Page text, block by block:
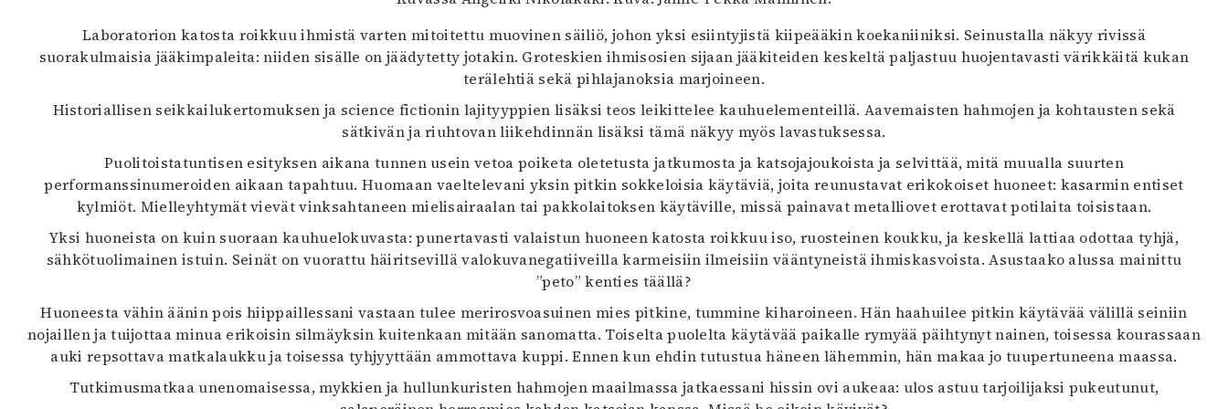
Laboratorion katosta roikkuu ihmistä varten mitoitettu muovinen säiliö, johon yksi esiintyjistä kiipeääkin koekaniiniksi. Seinustalla näkyy rivissä
suorakulmaisia jääkimpaleita: niiden sisälle on jäädytetty jotakin. Groteskien ihmisosien sijaan jääkiteiden keskeltä paljastuu huojentavasti värikkäitä kukan
terälehtiä sekä pihlajanoksia marjoineen.
Historiallisen seikkailukertomuksen ja science fictionin lajityyppien lisäksi teos leikittelee kauhuelementeillä. Aavemaisten hahmojen ja kohtausten sekä
sätkivän ja riuhtovan liikehdinnän lisäksi tämä näkyy myös lavastuksessa.
Puolitoistatuntisen esityksen aikana tunnen usein vetoa poiketa oletetusta jatkumosta ja katsojajoukoista ja selvittää, mitä muualla suurten
performanssinumeroiden aikaan tapahtuu. Huomaan vaeltelevani yksin pitkin sokkeloisia käytäviä, joita reunustavat erikokoiset huoneet: kasarmin entiset
kylmiöt. Mielleyhtymät vievät vinksahtaneen mielisairaalan tai pakkolaitoksen käytäville, missä painavat metalliovet erottavat potilaita toisistaan.
Yksi huoneista on kuin suoraan kauhuelokuvasta: punertavasti valaistun huoneen katosta roikkuu iso, ruosteinen koukku, ja keskellä lattiaa odottaa tyhjä,
sähkötuolimainen istuin. Seinät on vuorattu häiritsevillä valokuvanegatiiveilla karmeisiin ilmeisiin vääntyneistä ihmiskasvoista. Asustaako alussa mainittu
”peto” kenties täällä?
Huoneesta vähin äänin pois hiippaillessani vastaan tulee merirosvoasuinen mies pitkine, tummine kiharoineen. Hän haahuilee pitkin käytävää välillä seiniin
nojaillen ja tuijottaa minua erikoisin silmäyksin kuitenkaan mitään sanomatta. Toiselta puolelta käytävää paikalle rymyää päihtynyt nainen, toisessa kourassaan
auki repsottava matkalaukku ja toisessa tyhjyyttään ammottava kuppi. Ennen kun ehdin tutustua häneen lähemmin, hän makaa jo tuupertuneena maassa.
Tutkimusmatkaa unenomaisessa, mykkien ja hullunkuristen hahmojen maailmassa jatkaessani hissin ovi aukeaa: ulos astuu tarjoilijaksi pukeutunut,